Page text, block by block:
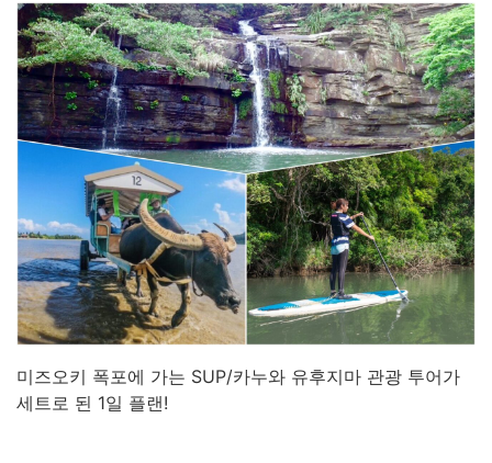
미즈오키 폭포에 가는 SUP/카누와 유후지마 관광 투어가
세트로 된 1일 플랜!